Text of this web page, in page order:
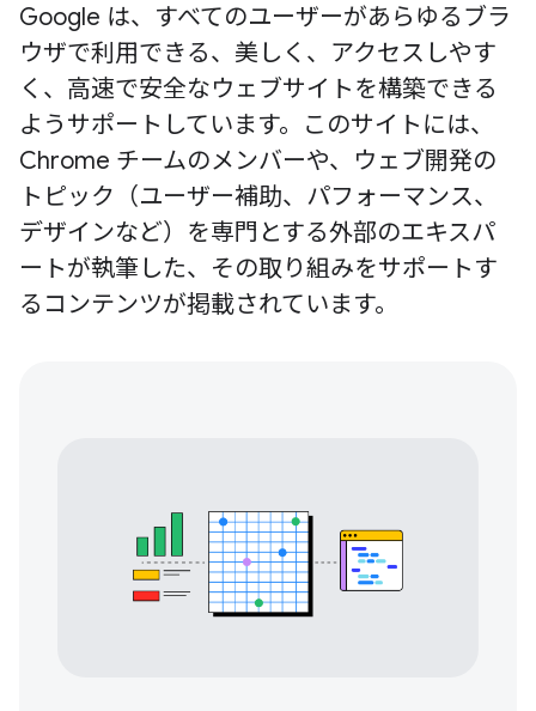
Google は、すべてのユーザーがあらゆるブラ
ウザで利用できる、美しく、アクセスしやす
く、高速で安全なウェブサイトを構築できる
ようサポートしています。このサイトには、
Chrome チームのメンバーや、ウェブ開発の
トピック（ユーザー補助、パフォーマンス、
デザインなど）を専門とする外部のエキスパ
ートが執筆した、その取り組みをサポートす
るコンテンツが掲載されています。